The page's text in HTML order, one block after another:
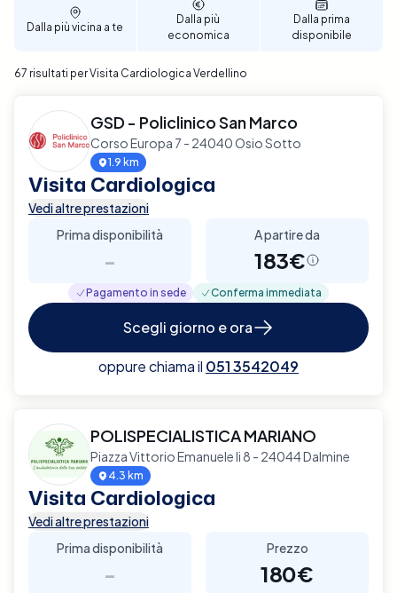
per garantire un supporto diagnostico completo e
affidabile per la tua salute cardiaca a Verdellino.
Dalla più vicina a te
Dalla più
economica
Dalla prima
disponibile
67 risultati per Visita Cardiologica Verdellino
GSD - Policlinico San Marco
Corso Europa 7 - 24040 Osio Sotto
1.9 km
Visita Cardiologica
Vedi altre prestazioni
Prima disponibilità
-
A partire da
183€
Pagamento in sede Conferma immediata
Scegli giorno e ora
oppure chiama il 051 3542049
POLISPECIALISTICA MARIANO
Piazza Vittorio Emanuele Ii 8 - 24044 Dalmine
4.3 km
Visita Cardiologica
Vedi altre prestazioni
Prima disponibilità
-
Prezzo
180€